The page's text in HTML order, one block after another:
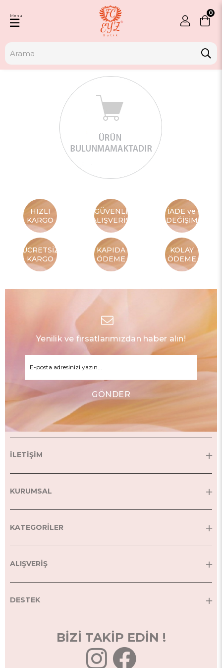
0
Menu
HIZLI
KARGO
GÜVENLİ
ALIŞVERİŞ
İADE ve
DEĞİŞİM
ÜCRETSİZ
KARGO
KAPIDA
ÖDEME
KOLAY
ÖDEME
Yenilik ve fırsatlarımızdan haber alın!
GÖNDER
İLETİŞİM
KURUMSAL
KATEGORİLER
ALIŞVERİŞ
DESTEK
BİZİ TAKİP EDİN !